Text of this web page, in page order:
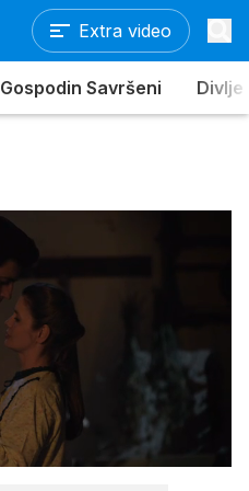
Extra video
Gospodin Savršeni Divlje
Loaded:
100.00%